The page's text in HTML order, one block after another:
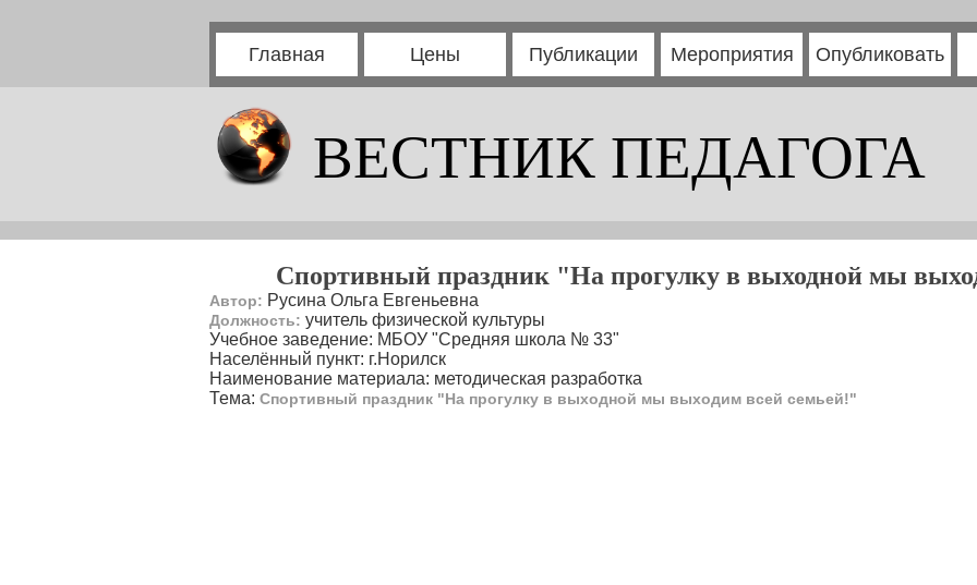
Главная Цены Публикации Мероприятия Опубликовать
ВЕСТНИК ПЕДАГОГА
Спортивный праздник "На прогулку в выходной мы
Автор: Русина Ольга Евгеньевна
Должность: учитель физической культуры
Учебное заведение: МБОУ "Средняя школа № 33"
Населённый пункт: г.Норилск
Наименование материала: методическая разработка
Тема: Спортивный праздник "На прогулку в выходной мы выходим всей семьей!"